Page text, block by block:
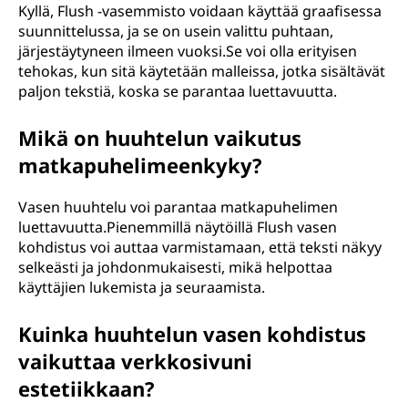
Kyllä, Flush -vasemmisto voidaan käyttää graafisessa
suunnittelussa, ja se on usein valittu puhtaan,
järjestäytyneen ilmeen vuoksi.Se voi olla erityisen
tehokas, kun sitä käytetään malleissa, jotka sisältävät
paljon tekstiä, koska se parantaa luettavuutta.
Mikä on huuhtelun vaikutus
matkapuhelimeenkyky?
Vasen huuhtelu voi parantaa matkapuhelimen
luettavuutta.Pienemmillä näytöillä Flush vasen
kohdistus voi auttaa varmistamaan, että teksti näkyy
selkeästi ja johdonmukaisesti, mikä helpottaa
käyttäjien lukemista ja seuraamista.
Kuinka huuhtelun vasen kohdistus
vaikuttaa verkkosivuni
estetiikkaan?